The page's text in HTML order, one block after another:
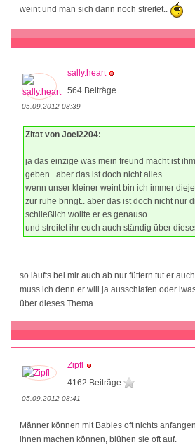
weint und man sich dann noch streitet..
sally.heart
564 Beiträge
05.09.2012 08:39
Zitat von Joel2204:
ja das einzige was mein freund macht ist
geben.. aber das ist doch nicht alles...
wenn unser kleiner weint bin ich immer
zur ruhe bringt.. aber das ist doch nicht nur
schließlich wollte er es genauso..
und streitet ihr euch auch ständig über
so läufts bei mir auch ab nur füttern tut er
muss ich denn er will ja ausschlafen oder
über dieses Thema ..
Zipfl
4162 Beiträge
05.09.2012 08:41
Männer können mit Babies oft nichts
ihnen machen können, blühen sie oft auf.